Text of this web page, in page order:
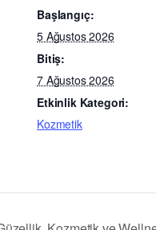
Başlangıç:
5 Ağustos 2026
Bitiş:
7 Ağustos 2026
Etkinlik Kategori:
Kozmetik